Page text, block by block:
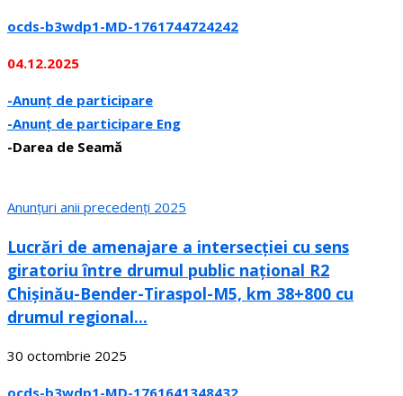
ocds-b3wdp1-MD-1761744724242
04.12.2025
-Anunț de participare
-Anunț de participare Eng
-Darea de Seamă
Anunțuri anii precedenți 2025
Lucrări de amenajare a intersecției cu sens
giratoriu între drumul public național R2
Chișinău-Bender-Tiraspol-M5, km 38+800 cu
drumul regional...
30 octombrie 2025